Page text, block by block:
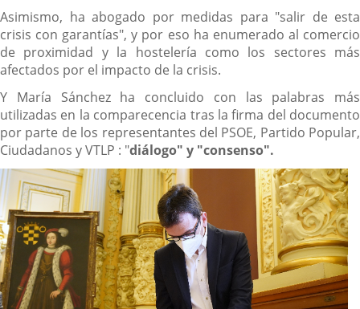
Asimismo, ha abogado por medidas para "salir de esta
crisis con garantías", y por eso ha enumerado al comercio
de proximidad y la hostelería como los sectores más
afectados por el impacto de la crisis.
Y María Sánchez ha concluido con las palabras más
utilizadas en la comparecencia tras la firma del documento
por parte de los representantes del PSOE, Partido Popular,
Ciudadanos y VTLP : "diálogo" y "consenso".